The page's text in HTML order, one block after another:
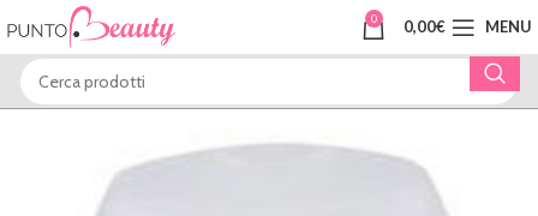
0 0,00€ MENU